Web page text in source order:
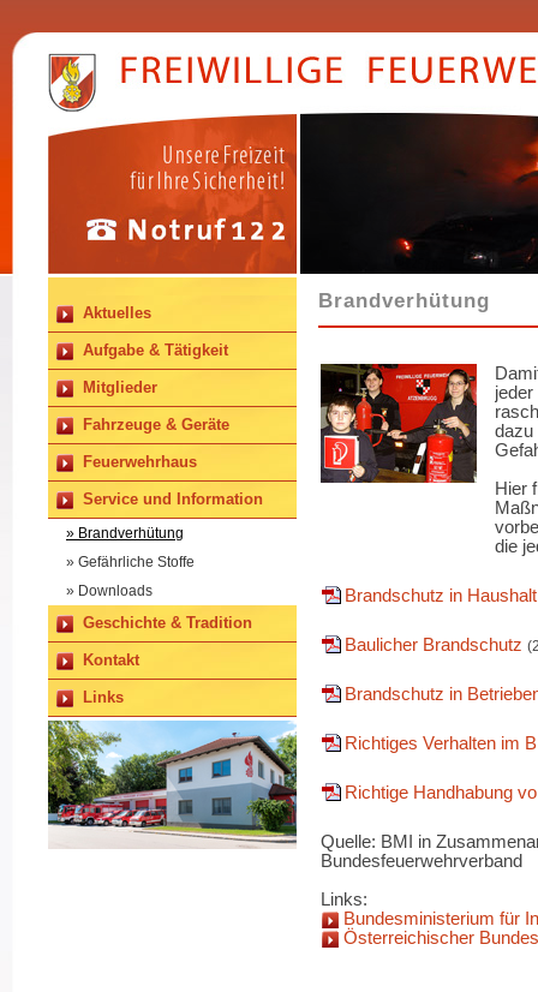
Aktuelles
Aufgabe & Tätigkeit
Mitglieder
Fahrzeuge & Geräte
Feuerwehrhaus
Service und Information
» Brandverhütung
» Gefährliche Stoffe
» Downloads
Geschichte & Tradition
Kontakt
Links
Brandverhütung
dazu
Hier
die
Brandschutz in
Baulicher Brandschutz
Brandschutz in
Richtiges Verhalten im
Richtige Handhabung
Quelle: BMI in
Bundesfeuerwehrverband
Links:
Bundesministerium für
Österreichischer